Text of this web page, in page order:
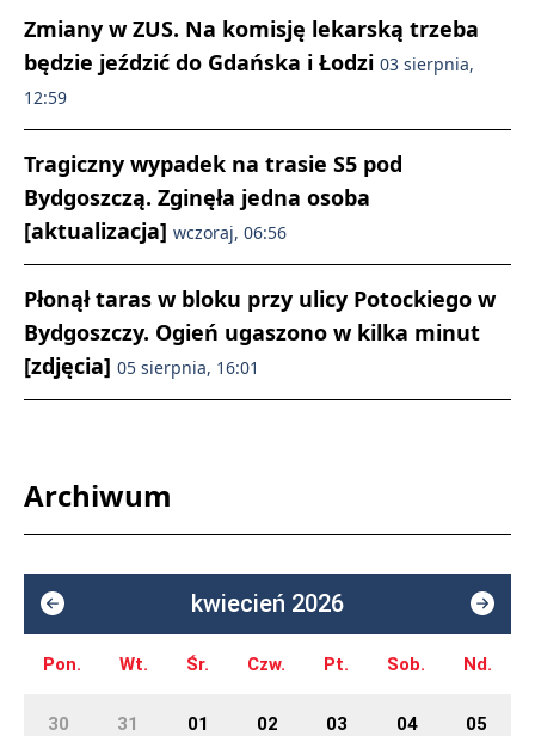
Zmiany w ZUS. Na komisję lekarską trzeba
będzie jeździć do Gdańska i Łodzi 03 sierpnia,
12:59
Tragiczny wypadek na trasie S5 pod
Bydgoszczą. Zginęła jedna osoba
[aktualizacja] wczoraj, 06:56
Płonął taras w bloku przy ulicy Potockiego w
Bydgoszczy. Ogień ugaszono w kilka minut
[zdjęcia] 05 sierpnia, 16:01
Archiwum
kwiecień 2026
Pon. Wt. Śr. Czw. Pt. Sob. Nd.
30 31 01 02 03 04 05